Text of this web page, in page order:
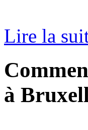
Lire la
à